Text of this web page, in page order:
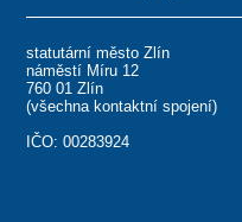
statutární město Zlín
náměstí Míru 12
760 01 Zlín
(všechna kontaktní spojení)
IČO: 00283924